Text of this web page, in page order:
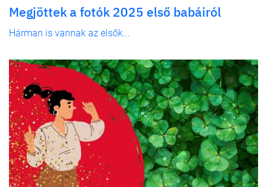
Megjöttek a fotók 2025 első babáiról
Hárman is vannak az elsők...